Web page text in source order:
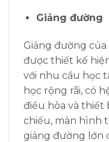
Giảng đường
Giảng đường
được thiết kế
với nhu cầu học
học rộng rãi, có
điều hòa và thiết
chiếu, màn hình
giảng đường lớn